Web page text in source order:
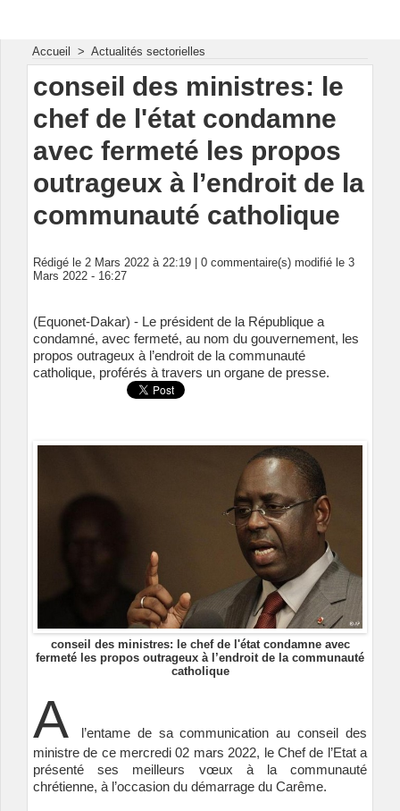
Accueil > Actualités sectorielles
conseil des ministres: le
chef de l'état condamne
avec fermeté les propos
outrageux à l’endroit de la
communauté catholique
Rédigé le 2 Mars 2022 à 22:19 | 0 commentaire(s) modifié le 3
Mars 2022 - 16:27
(Equonet-Dakar) - Le président de la République a
condamné, avec fermeté, au nom du gouvernement, les
propos outrageux à l’endroit de la communauté
catholique, proférés à travers un organe de presse.
conseil des ministres: le chef de l'état condamne avec
fermeté les propos outrageux à l’endroit de la communauté
catholique
A
l’entame de sa communication au conseil des
ministre de ce mercredi 02 mars 2022, le Chef de l’Etat a
présenté ses meilleurs vœux à la communauté
chrétienne, à l’occasion du démarrage du Carême.